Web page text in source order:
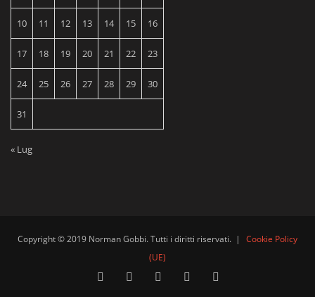
10 11 12 13 14 15 16
17 18 19 20 21 22 23
24 25 26 27 28 29 30
31
« Lug
Copyright © 2019 Norman Gobbi. Tutti i diritti riservati. |
Cookie Policy
(UE)